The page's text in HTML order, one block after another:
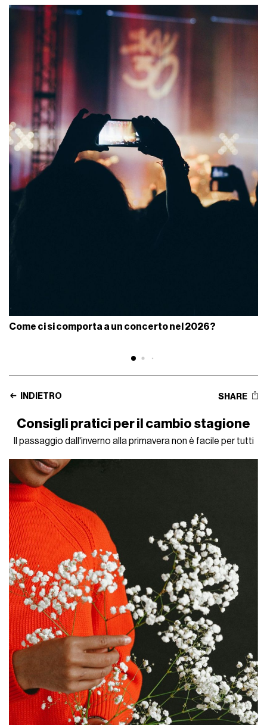
Come ci si comporta a un concerto nel 2026?
INDIETRO SHARE
Consigli pratici per il cambio stagione
Il passaggio dall'inverno alla primavera non è facile per tutti